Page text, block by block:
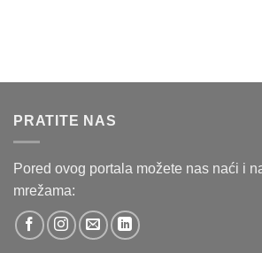
PRATITE NAS
Pored ovog portala možete nas naći i
mrežama: